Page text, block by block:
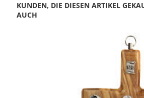
KUNDEN, DIE DIESEN ARTIKEL
AUCH